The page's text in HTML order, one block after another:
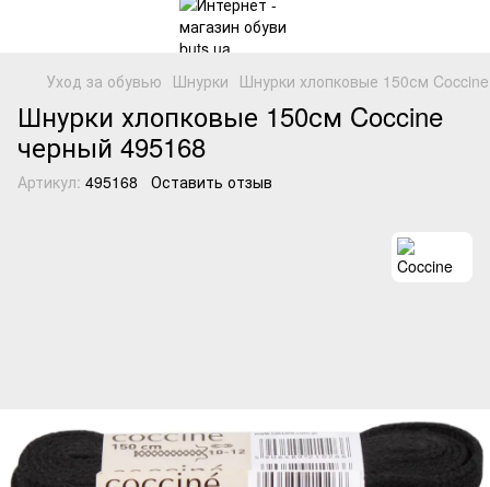
Уход за обувью Шнурки Шнурки хлопковые 150см
Шнурки хлопковые 150см Coccine
черный 495168
Артикул: 495168 Оставить отзыв